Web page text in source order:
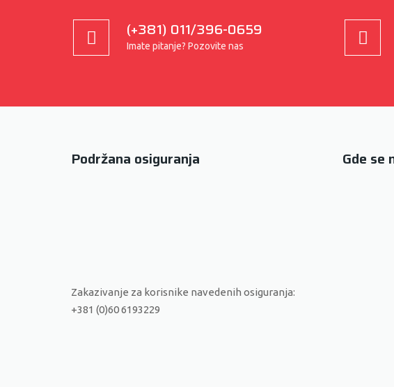
(+381) 011/396-0659
Imate pitanje? Pozovite nas
Podržana osiguranja
Zakazivanje za korisnike navedenih osiguranja:
+381 (0)60 6193229
Gde se